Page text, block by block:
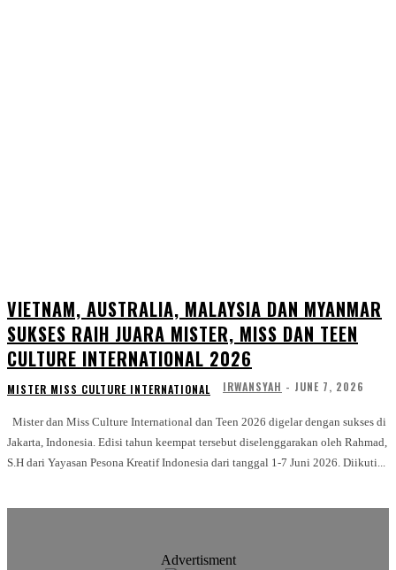
VIETNAM, AUSTRALIA, MALAYSIA DAN MYANMAR
SUKSES RAIH JUARA MISTER, MISS DAN TEEN
CULTURE INTERNATIONAL 2026
MISTER MISS CULTURE INTERNATIONAL IRWANSYAH - JUNE 7, 2026
Jakarta, Indonesia. Edisi tahun keempat tersebut diselenggarakan oleh Rahmad,
S.H dari Yayasan Pesona Kreatif Indonesia dari tanggal 1-7 Juni 2026. Diikuti...
Advertisment